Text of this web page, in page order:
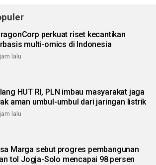
perkuat riset kecantikan
multi-omics di Indonesia
lalu
HUT RI, PLN imbau masyarakat jaga
aman umbul-umbul dari jaringan listrik
lalu
Marga sebut progres pembangunan
tol Jogja-Solo mencapai 98 persen